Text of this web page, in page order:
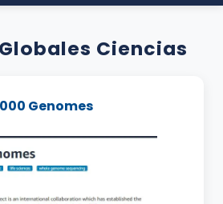
Ciencias
Genomes